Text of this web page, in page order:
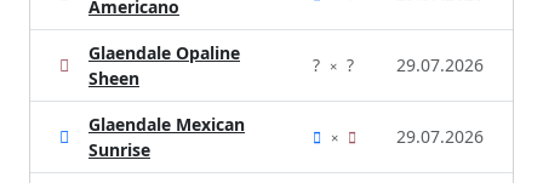
Americano
Glaendale Opaline
Sheen
? × ? 29.07.2026
Glaendale Mexican
Sunrise
× 29.07.2026